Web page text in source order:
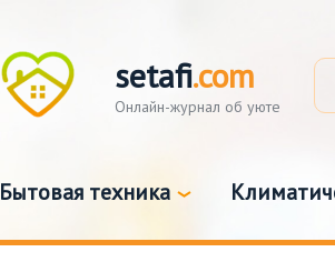
setafi.com
Онлайн-журнал об уюте
Бытовая техника